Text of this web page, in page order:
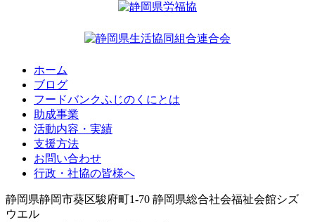
ホーム
ブログ
フードバンクふじのくにとは
助成事業
活動内容・実績
支援方法
お問い合わせ
行政・社協の皆様へ
静岡県静岡市葵区駿府町1-70 静岡県総合社会福祉会館シズ
ウエル